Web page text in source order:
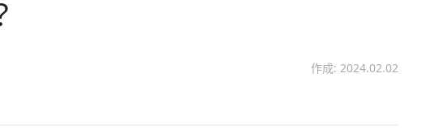
作成: 2024.02.02